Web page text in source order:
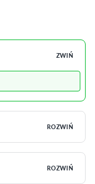
ZWIŃ
ROZWIŃ
ROZWIŃ